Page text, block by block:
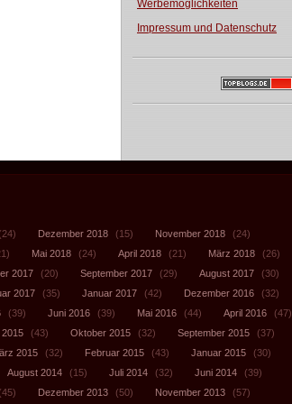
Werbemöglichkeiten
Impressum und Datenschutz
(24) Dezember 2018 (15) November 2018
(24)
Mai 2018 (24) April 2018 (21) März 2018
(26)
2017 (20) September 2017 (29) August 2017
(30)
2017 (35) Januar 2017 (42) Dezember 2016
(32)
(39) Juni 2016 (39) Mai 2016 (44) April 2016
(47)
(43) Oktober 2015 (32) September 2015
(37)
2015 (32) Februar 2015 (43) Januar 2015
(30)
August 2014 (15) Juli 2014 (32) Juni 2014
(39)
(45) Dezember 2013 (50) November 2013 (57)